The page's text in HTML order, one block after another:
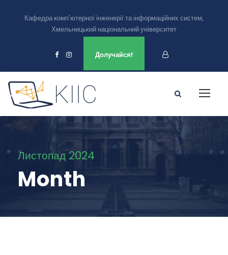
Кафедра комп'ютерної інженерії та інформаційних систем,
Хмельницький національний університет
Долучайся!
Листопад 2024
Month